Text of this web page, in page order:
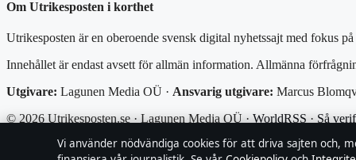
Om Utrikesposten i korthet
Utrikesposten är en oberoende svensk digital nyhetssajt med fokus
Innehållet är endast avsett för allmän information. Allmänna
Utgivare: Lagunen Media OÜ · Ansvarig utgivare: Marcus
© 2026 Utrikesposten.se · Lagunen Media OÜ ·WorldRSS·Så
Vi använder nödvändiga cookies för att driva sajten och,